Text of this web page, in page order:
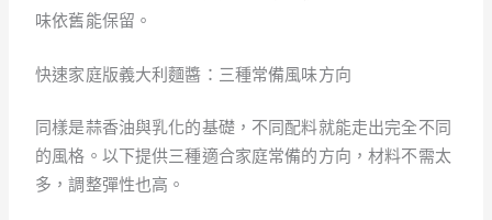
味依舊能保留。
快速家庭版義大利麵醬：三種常備風味方向
同樣是蒜香油與乳化的基礎，不同配料就能走出完全不同
的風格。以下提供三種適合家庭常備的方向，材料不需太
多，調整彈性也高。